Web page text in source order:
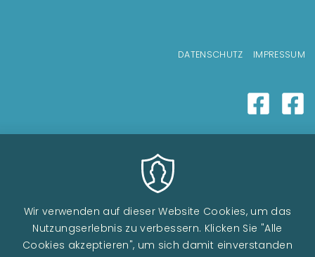
DATENSCHUTZ IMPRESSUM
Wir verwenden auf dieser Website Cookies, um das
Nutzungserlebnis zu verbessern. Klicken Sie "Alle
Cookies akzeptieren", um sich damit einverstanden